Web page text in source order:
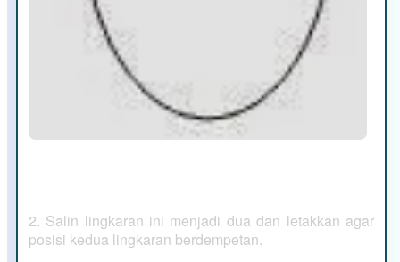
2. Salin lingkaran ini menjadi dua dan letakkan agar
posisi kedua lingkaran berdempetan.